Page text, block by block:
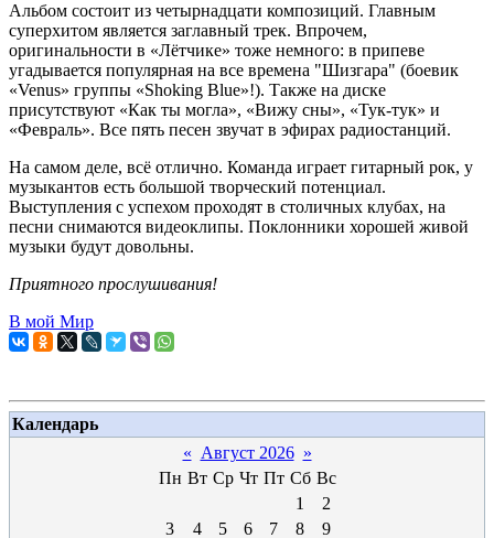
Альбом состоит из четырнадцати композиций. Главным
суперхитом является заглавный трек. Впрочем,
оригинальности в «Лётчике» тоже немного: в припеве
угадывается популярная на все времена "Шизгара" (боевик
«Venus» группы «Shoking Blue»!). Также на диске
присутствуют «Как ты могла», «Вижу сны», «Тук-тук» и
«Февраль». Все пять песен звучат в эфирах радиостанций.
На самом деле, всё отлично. Команда играет гитарный рок, у
музыкантов есть большой творческий потенциал.
Выступления с успехом проходят в столичных клубах, на
песни снимаются видеоклипы. Поклонники хорошей живой
музыки будут довольны.
Приятного прослушивания!
В мой Мир
Календарь
« Август 2026 »
Пн Вт Ср Чт Пт Сб Вс
1
2
3
4 5 6 7 8 9